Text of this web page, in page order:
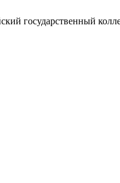
государственный